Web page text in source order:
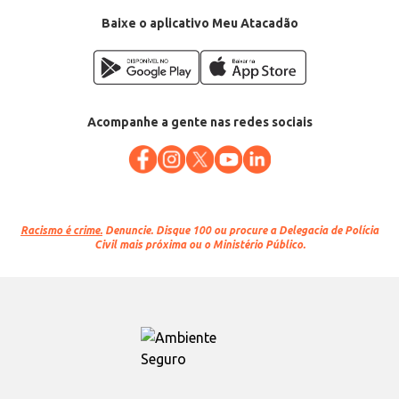
Baixe o aplicativo Meu Atacadão
Acompanhe a gente nas redes sociais
Racismo é crime. Denuncie. Disque 100 ou procure a Delegacia de Polícia
Civil mais próxima ou o Ministério Público.